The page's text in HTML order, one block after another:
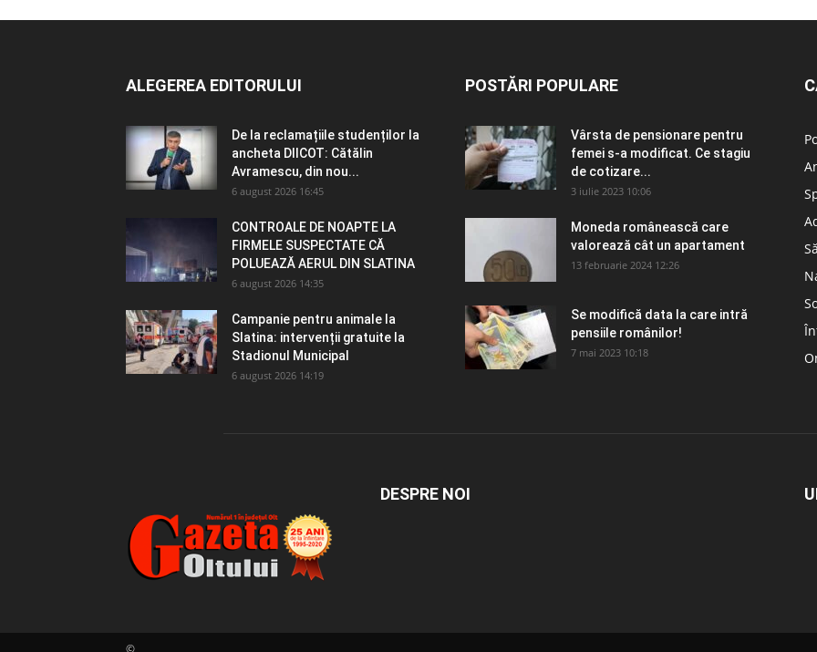
ALEGEREA EDITORULUI
De la reclamațiile studenților la
ancheta DIICOT: Cătălin
Avramescu, din nou...
6 august 2026 16:45
CONTROALE DE NOAPTE LA
FIRMELE SUSPECTATE CĂ
POLUEAZĂ AERUL DIN SLATINA
6 august 2026 14:35
Campanie pentru animale la
Slatina: intervenții gratuite la
Stadionul Municipal
6 august 2026 14:19
POSTĂRI POPULARE
Vârsta de pensionare pentru
femei s-a modificat. Ce stagiu
de cotizare...
3 iulie 2023 10:06
Moneda românească care
valorează cât un apartament
13 februarie 2024 12:26
Se modifică data la care intră
pensiile românilor!
7 mai 2023 10:18
DESPRE NOI